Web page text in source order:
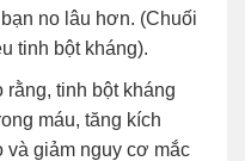
no lâu hơn. (Chuối
tinh bột kháng).
tinh bột kháng
máu, tăng kích
và giảm nguy cơ mắc